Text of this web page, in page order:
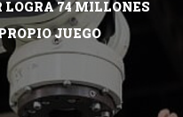
74 MILLONES
JUEGO